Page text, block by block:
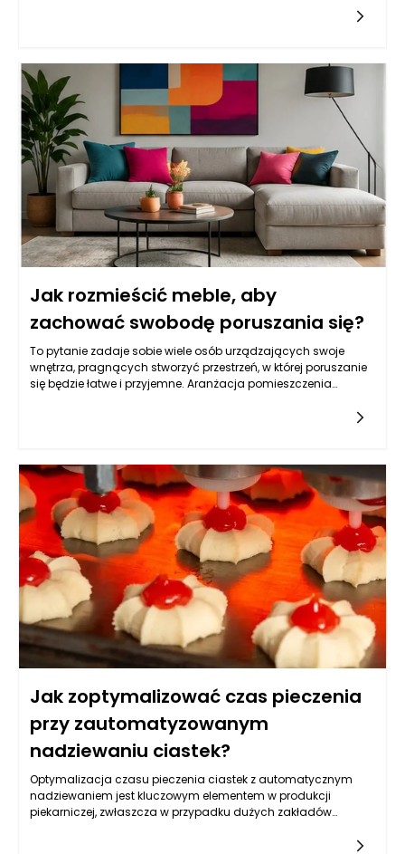
różnorodnych stylistyk aranżacyjnych. Dlatego inwestując w
eleganckie meble włoskie, zyskujemy nie tylko estetyczne
walory wnętrza, ale również komfort użytkowania, który
sprawia, że stają się one integralną częścią codziennego
życia.
Jak rozmieścić meble, aby
zachować swobodę poruszania się?
To pytanie zadaje sobie wiele osób urządzających swoje
wnętrza, pragnących stworzyć przestrzeń, w której poruszanie
się będzie łatwe i przyjemne. Aranżacja pomieszczenia
estetykę, jak i funkcjonalność. Meble są kluczowym elementem
poniższym artykule przyjrzymy się różnorodnym aspektom
umieszczania mebli w sposób, który sprzyja swobodnemu
poruszaniu się i harmonijnemu funkcjonowaniu przestrzeni.
Jak zoptymalizować czas pieczenia
przy zautomatyzowanym
nadziewaniu ciastek?
Optymalizacja czasu pieczenia ciastek z automatycznym
nadziewaniem jest kluczowym elementem w produkcji
piekarniczej, zwłaszcza w przypadku dużych zakładów